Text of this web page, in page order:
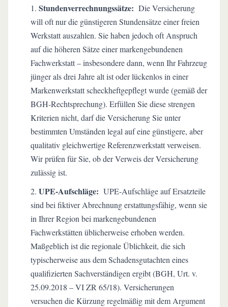
Stundenverrechnungssätze: Die Versicherung
will oft nur die günstigeren Stundensätze einer freien
Werkstatt auszahlen. Sie haben jedoch oft Anspruch
auf die höheren Sätze einer markengebundenen
Fachwerkstatt – insbesondere dann, wenn Ihr Fahrzeug
jünger als drei Jahre alt ist oder lückenlos in einer
Markenwerkstatt scheckheftgepflegt wurde (gemäß der
BGH-Rechtsprechung). Erfüllen Sie diese strengen
Kriterien nicht, darf die Versicherung Sie unter
bestimmten Umständen legal auf eine günstigere, aber
qualitativ gleichwertige Referenzwerkstatt verweisen.
Wir prüfen für Sie, ob der Verweis der Versicherung
zulässig ist.
UPE-Aufschläge: UPE-Aufschläge auf Ersatzteile
sind bei fiktiver Abrechnung erstattungsfähig, wenn sie
in Ihrer Region bei markengebundenen
Fachwerkstätten üblicherweise erhoben werden.
Maßgeblich ist die regionale Üblichkeit, die sich
typischerweise aus dem Schadensgutachten eines
qualifizierten Sachverständigen ergibt (BGH, Urt. v.
25.09.2018 – VI ZR 65/18). Versicherungen
versuchen die Kürzung regelmäßig mit dem Argument